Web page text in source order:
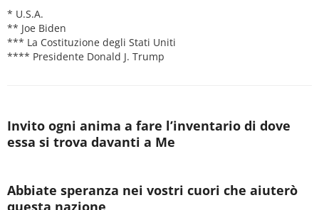
* U.S.A.
** Joe Biden
*** La Costituzione degli Stati Uniti
**** Presidente Donald J. Trump
Invito ogni anima a fare l’inventario di dove
essa si trova davanti a Me
Abbiate speranza nei vostri cuori che aiuterò
questa nazione